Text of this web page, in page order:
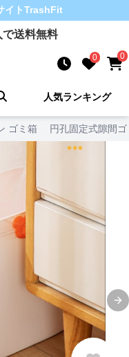
イトTrashFit
送料無料
0 0
人気ランキング
ゴミ箱 円孔固定式隙間ゴ